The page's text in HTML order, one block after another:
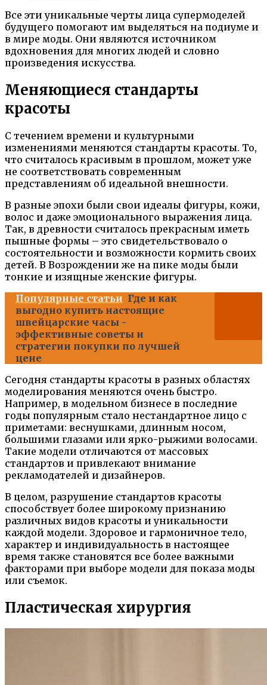
Все эти уникальные черты лица супермоделей
будущего помогают им выделяться на подиуме и
в мире моды. Они являются источником
вдохновения для многих людей и словно
произведения искусства.
Меняющиеся стандарты
красоты
С течением времени и культурными
изменениями меняются стандарты красоты. То,
что считалось красивым в прошлом, может уже
не соответствовать современным
представлениям об идеальной внешности.
В разные эпохи были свои идеалы фигуры, кожи,
волос и даже эмоционального выражения лица.
Так, в древности считалось прекрасным иметь
пышные формы – это свидетельствовало о
состоятельности и возможности кормить своих
детей. В Возрождении же на пике моды были
тонкие и изящные женские фигуры.
Популярные статьи Где и как
выгодно купить настоящие
швейцарские часы -
эффективные советы и
стратегии покупки по лучшей
цене
Сегодня стандарты красоты в разных областях
моделирования меняются очень быстро.
Например, в модельном бизнесе в последние
годы популярным стало нестандартное лицо с
приметами: веснушками, длинным носом,
большими глазами или ярко-рыжими волосами.
Такие модели отличаются от массовых
стандартов и привлекают внимание
рекламодателей и дизайнеров.
В целом, разрушение стандартов красоты
способствует более широкому признанию
различных видов красоты и уникальности
каждой модели. Здоровое и гармоничное тело,
характер и индивидуальность в настоящее
время также становятся все более важными
факторами при выборе модели для показа моды
или съемок.
Пластическая хирургия